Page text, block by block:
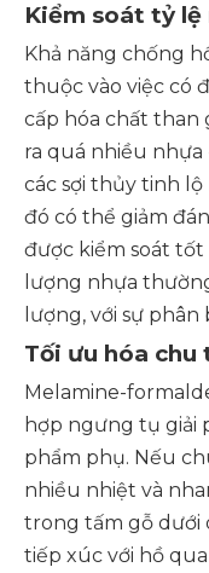
Kiểm soát tỷ
Khả năng chống
thuộc vào việc có
cấp hóa chất than
ra quá nhiều nhựa
các sợi thủy tinh
đó có thể giảm
được kiểm soát
lượng nhựa
lượng, với sự
Tối ưu hóa chu
Melamine-
hợp ngưng tụ giải
phẩm phụ. Nếu
nhiều nhiệt và
trong tấm gỗ dưới
tiếp xúc với hồ